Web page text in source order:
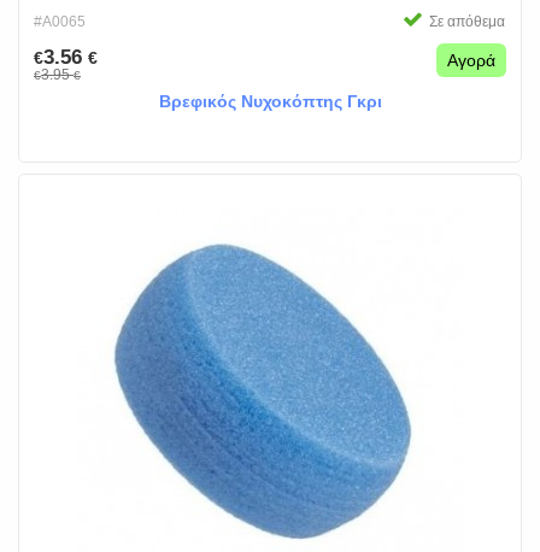
#A0065 Σε απόθεμα
€3.56 €
€3.95€
Αγορά
Βρεφικός Νυχοκόπτης Γκρι